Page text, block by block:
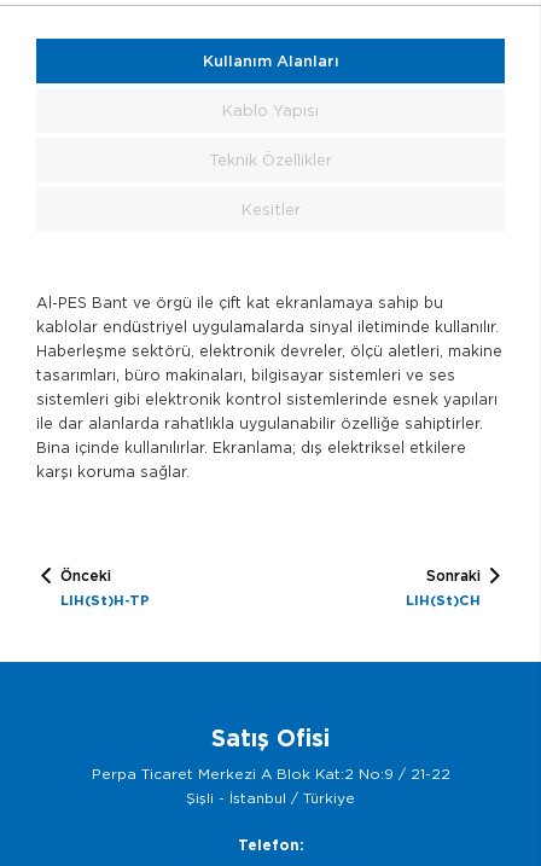
Kullanım Alanları
Kablo Yapısı
Teknik Özellikler
Kesitler
Al-PES Bant ve örgü ile çift kat ekranlamaya sahip bu
kablolar endüstriyel uygulamalarda sinyal iletiminde kullanılır.
Haberleşme sektörü, elektronik devreler, ölçü aletleri, makine
tasarımları, büro makinaları, bilgisayar sistemleri ve ses
sistemleri gibi elektronik kontrol sistemlerinde esnek yapıları
ile dar alanlarda rahatlıkla uygulanabilir özelliğe sahiptirler.
Bina içinde kullanılırlar. Ekranlama; dış elektriksel etkilere
karşı koruma sağlar.
Önceki
LIH(St)H-TP
Sonraki
LIH(St)CH
Satış Ofisi
Perpa Ticaret Merkezi A Blok Kat:2 No:9 / 21-22
Şişli - İstanbul / Türkiye
Telefon: